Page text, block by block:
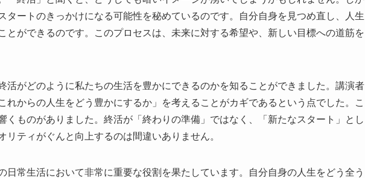
タートのきっかけになる可能性を秘めているのです。自分自身を見つめ直し、人生
とができるのです。このプロセスは、未来に対する希望や、新しい目標への道筋を
活がどのように私たちの生活を豊かにできるのかを知ることができました。講演者
れからの人生をどう豊かにするか」を考えることがカギであるという点でした。こ
くものがありました。終活が「終わりの準備」ではなく、「新たなスタート」とし
リティがぐんと向上するのは間違いありません。
日常生活において非常に重要な役割を果たしています。自分自身の人生をどう全う